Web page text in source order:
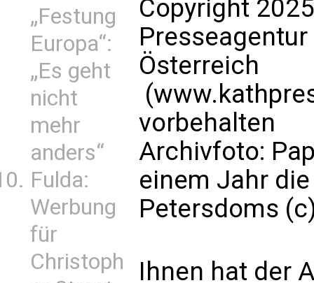
„Festung
Europa“:
„Es geht
nicht
mehr
anders“
Fulda:
Werbung
für
Christoph
Copyright
Presseagentur
Österreich
vorbehalten
Archivfoto:
einem Jahr
Petersdoms
Ihnen hat der